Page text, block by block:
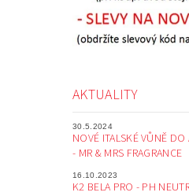
AKTUALITY
30.5.2024
NOVÉ ITALSKÉ VŮNĚ
- MR & MRS FRAGRANCE
16.10.2023
K2 BELA PRO - PH